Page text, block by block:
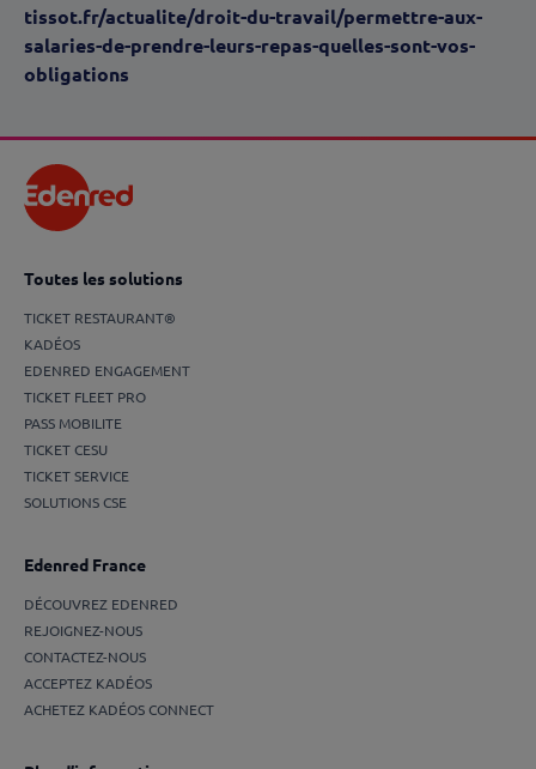
tissot.fr/actualite/droit-du-travail/permettre-aux-
salaries-de-prendre-leurs-repas-quelles-sont-vos-
obligations
Toutes les solutions
TICKET RESTAURANT®
KADÉOS
EDENRED ENGAGEMENT
TICKET FLEET PRO
PASS MOBILITE
TICKET CESU
TICKET SERVICE
SOLUTIONS CSE
Edenred France
DÉCOUVREZ EDENRED
REJOIGNEZ-NOUS
CONTACTEZ-NOUS
ACCEPTEZ KADÉOS
ACHETEZ KADÉOS CONNECT